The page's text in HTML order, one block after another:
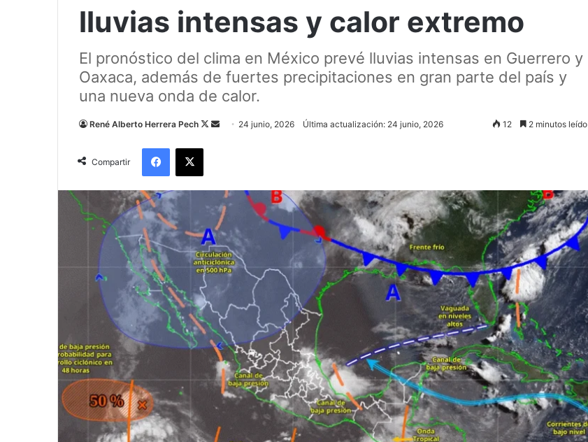
lluvias intensas y calor extremo
El pronóstico del clima en México prevé lluvias intensas en Guerrero y
Oaxaca, además de fuertes precipitaciones en gran parte del país y
una nueva onda de calor.
René Alberto Herrera Pech
Follow
Send24 junio, 2026 Última actualización: 24 junio, 2026 12 2 minutos leído
Compartir
Facebook
X